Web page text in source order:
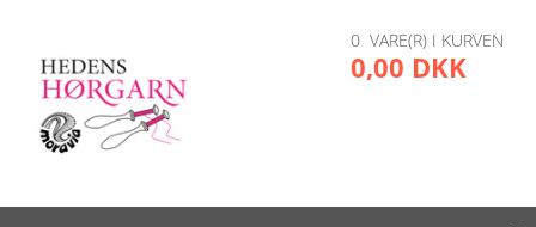
0 VARE(R) I KURVEN
0,00 DKK